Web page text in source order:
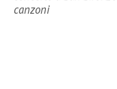
canzoni